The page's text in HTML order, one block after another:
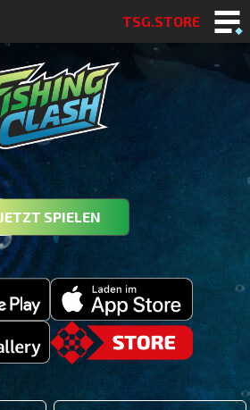
TSG.STORE
JETZT SPIELEN